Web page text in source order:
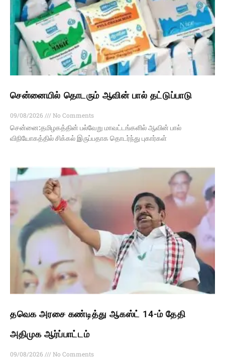
சென்னையில் தொடரும் ஆவின் பால் தட்டுப்பாடு
09/08/2026
No Comments
சென்னை:தமிழகத்தின் பல்வேறு மாவட்டங்களில் ஆவின் பால்
விநியோகத்தில் சிக்கல் இருப்பதாக தொடர்ந்து புகார்கள்
தவெக அரசை கண்டித்து ஆகஸ்ட் 14-ம் தேதி
அதிமுக ஆர்ப்பாட்டம்
09/08/2026
No Comments